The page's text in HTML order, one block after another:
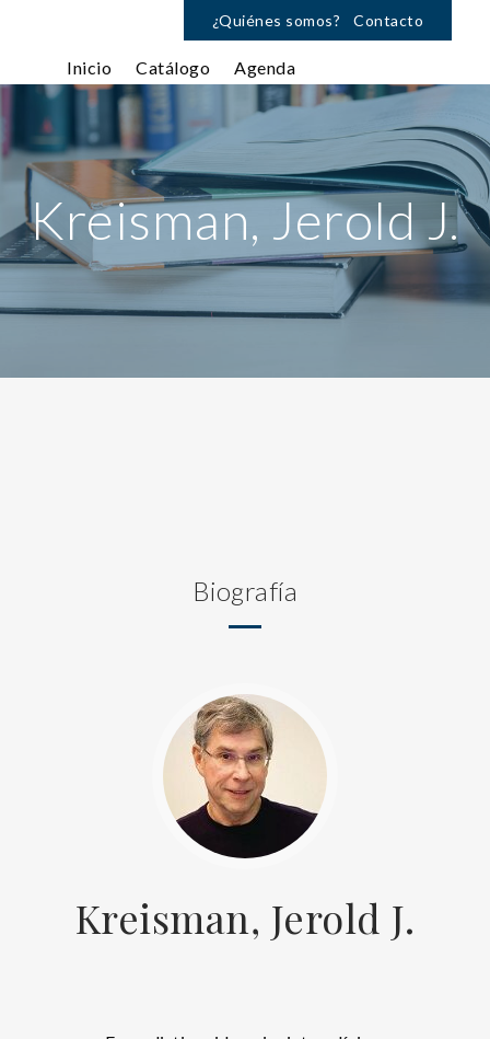
¿Quiénes somos? Contacto
Inicio Catálogo Agenda
Kreisman, Jerold J.
Biografía
Kreisman, Jerold J.